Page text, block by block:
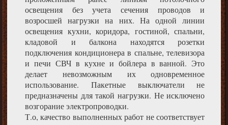
освещения без учета сечения проводов и
возросшей нагрузки на них. На одной линии
освещения кухни, коридора, гостиной, спальни,
кладовой и балкона находятся розетки
подключения кондиционера в спальне, телевизора
и печи СВЧ в кухне и бойлера в ванной. Это
делает невозможным их одновременное
использование. Пакетные выключатели не
предназначены для такой нагрузки. Не исключено
возгорание электропроводки.
Т.о, качество выполненных работ не соответствует